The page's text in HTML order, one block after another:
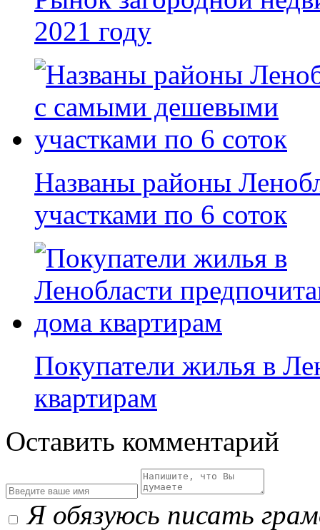
2021 году
Названы районы
участками по 6 соток
Покупатели жилья в
квартирам
Оставить комментарий
Я обязуюсь писать